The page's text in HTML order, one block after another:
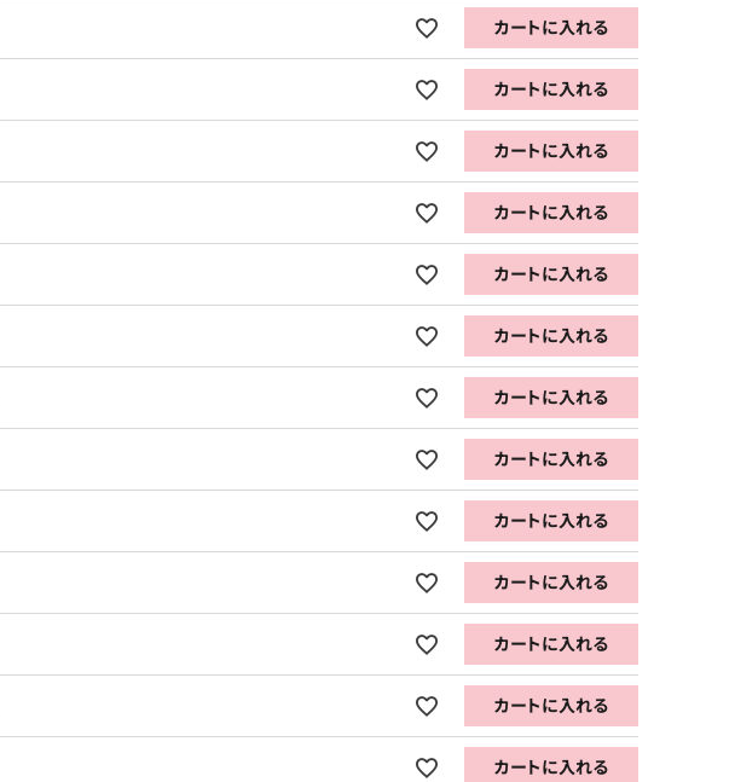
カートに入れる
カートに入れる
カートに入れる
カートに入れる
カートに入れる
カートに入れる
カートに入れる
カートに入れる
カートに入れる
カートに入れる
カートに入れる
カートに入れる
カートに入れる